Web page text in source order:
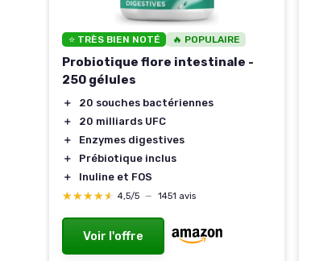
⭐ TRÈS BIEN NOTÉ 🔥 POPULAIRE
Probiotique flore intestinale -
250 gélules
＋
20 souches bactériennes
＋
20 milliards UFC
＋
Enzymes digestives
＋
Prébiotique inclus
＋
Inuline et FOS
★★★★★
★★★★★ 4,5/5 — 1451 avis
Voir l'offre